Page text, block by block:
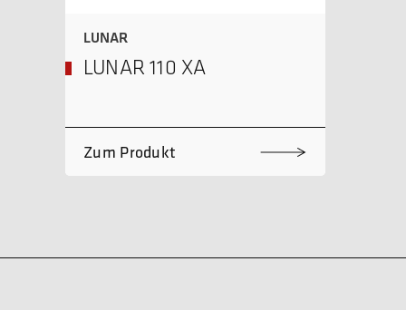
LUNAR
LUNAR 110 XA
Zum Produkt